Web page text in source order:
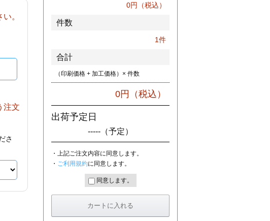
。
注文
さ
0円（税込）
件数
1件
合計
（印刷価格 + 加工価格）× 件数
0円（税込）
出荷予定日
----- （予定）
・上記ご注文内容に同意します。
・ ご利用規約に同意します。
同意します。